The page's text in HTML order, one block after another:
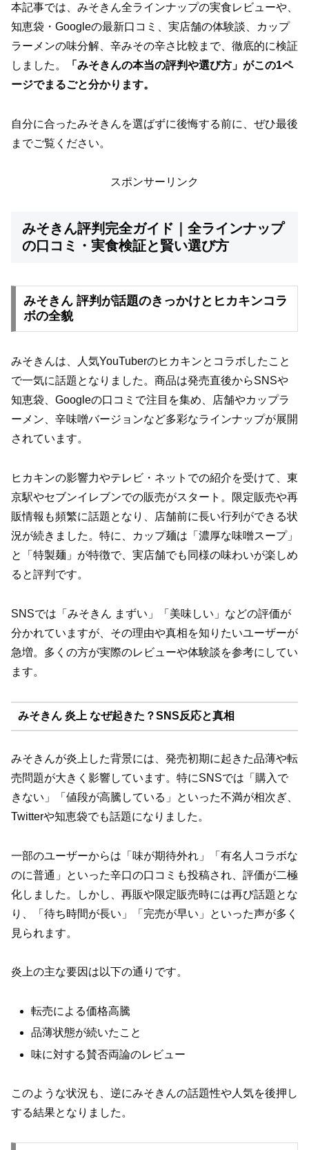
本記事では、みそきん全ラインナップの実食レビューや、
知恵袋・Googleの最新口コミ、実店舗の体験談、カップ
ラーメンの味分解、辛みその辛さ比較まで、徹底的に検証
しました。
「みそきんの本当の評判や選び方」がこの1ペ
ージでまるごと分かります。
自分に合ったみそきんを選ばずに後悔する前に、ぜひ最後
までご覧ください。
スポンサーリンク
みそきん評判完全ガイド｜全ラインナップ
の口コミ・実食検証と賢い選び方
みそきん 評判が話題のきっかけとヒカキンコラ
ボの全貌
みそきんは、人気YouTuberのヒカキンとコラボしたこと
で一気に話題となりました。商品は発売直後からSNSや
知恵袋、Googleの口コミで注目を集め、店舗やカップラ
ーメン、辛味噌バージョンなど多彩なラインナップが展開
されています。
ヒカキンの影響力やテレビ・ネットでの紹介を受けて、東
京駅やセブンイレブンでの販売がスタート。限定販売や再
販情報も頻繁に話題となり、店舗前に長い行列ができる状
況が続きました。特に、カップ麺は「濃厚な味噌スープ」
と「特製麺」が特徴で、実店舗でも同様の味わいが楽しめ
ると評判です。
SNSでは「みそきん まずい」「美味しい」などの評価が
分かれていますが、その理由や真相を知りたいユーザーが
急増。多くの方が実際のレビューや体験談を参考にしてい
ます。
みそきん 炎上 なぜ起きた？SNS反応と真相
みそきんが炎上した背景には、発売初期に起きた品薄や転
売問題が大きく影響しています。特にSNSでは「購入で
きない」「値段が高騰している」といった不満が相次ぎ、
Twitterや知恵袋でも話題になりました。
一部のユーザーからは「味が期待外れ」「有名人コラボな
のに普通」といった辛口の口コミも投稿され、評価が二極
化しました。しかし、再販や限定販売時には再び話題とな
り、「待ち時間が長い」「完売が早い」といった声が多く
見られます。
炎上の主な要因は以下の通りです。
転売による価格高騰
品薄状態が続いたこと
味に対する賛否両論のレビュー
このような状況も、逆にみそきんの話題性や人気を後押し
する結果となりました。